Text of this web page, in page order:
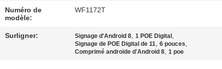
CONTACTEZ-
NOUS
Numéro de
modèle:
WF1172T
Surligner: Signage d'Android 8,1 POE Digital ,
Signage de POE Digital de 11,6 pouces,
Comprimé androïde d'Android 8,1 poe